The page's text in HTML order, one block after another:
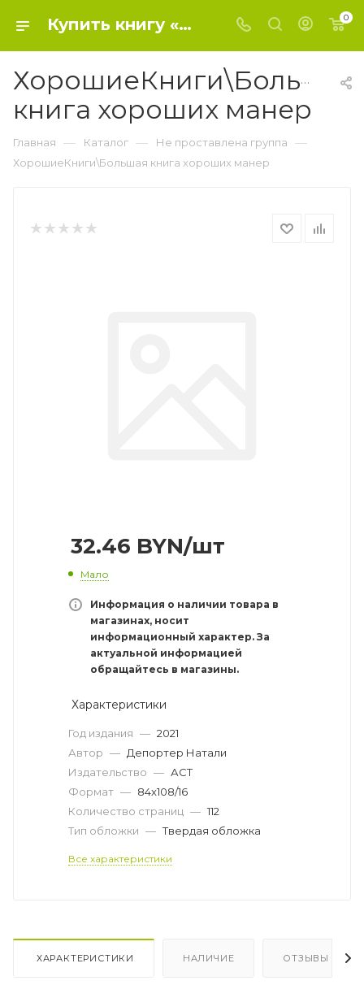
Купить книгу «ХорошиеКниги\Большая книга хороших манер» 2021, Депортер Натали - Не проставлена группа 0
ХорошиеКниги\Большая
книга хороших манер
Главная — Каталог — Не проставлена группа —
ХорошиеКниги\Большая книга хороших манер
32.46 BYN/шт
Мало
Информация о наличии товара в
магазинах, носит
информационный характер. За
актуальной информацией
обращайтесь в магазины.
Характеристики
Год издания — 2021
Автор — Депортер Натали
Издательство — АСТ
Формат — 84x108/16
Количество страниц — 112
Тип обложки — Твердая обложка
Все характеристики
ХАРАКТЕРИСТИКИ НАЛИЧИЕ ОТЗЫВЫ